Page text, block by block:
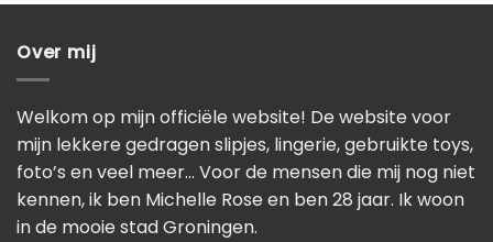
Over mij
Welkom op mijn officiële website! De website voor
mijn lekkere gedragen slipjes, lingerie, gebruikte toys,
foto’s en veel meer… Voor de mensen die mij nog niet
kennen, ik ben Michelle Rose en ben 28 jaar. Ik woon
in de mooie stad Groningen.